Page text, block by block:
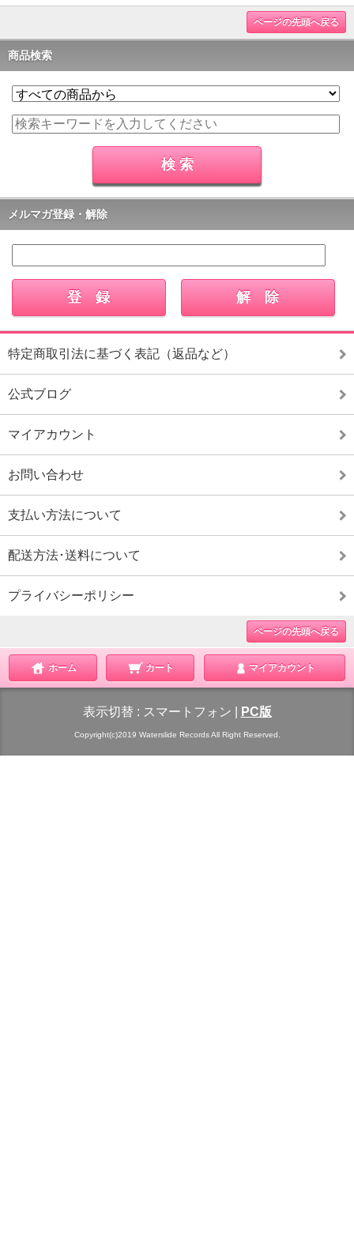
ページの先頭へ戻る
商品検索
メルマガ登録・解除
特定商取引法に基づく表記（返品など）
公式ブログ
マイアカウント
お問い合わせ
支払い方法について
配送方法･送料について
プライバシーポリシー
ページの先頭へ戻る
ホーム カート マイアカウント
表示切替 : スマートフォン PC版
Copyright(c)2019 Waterslide Records All Right Reserved.